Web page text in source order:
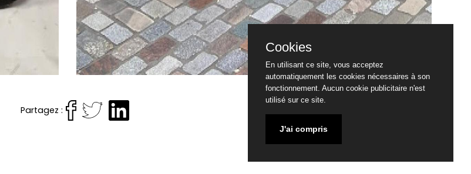
Partagez :
Cookies
En utilisant ce site, vous acceptez
automatiquement les cookies nécessaires à son
fonctionnement. Aucun cookie publicitaire n'est
utilisé sur ce site.
J'ai compris